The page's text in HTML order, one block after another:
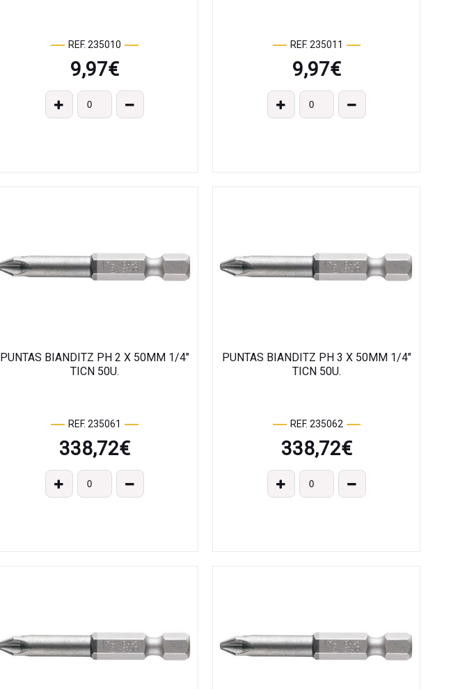
REF. 235010
9,97€
REF. 235011
9,97€
PUNTAS BIANDITZ PH 2 X 50MM 1/4"
TICN 50U.
REF. 235061
338,72€
PUNTAS BIANDITZ PH 3 X 50MM 1/4"
TICN 50U.
REF. 235062
338,72€